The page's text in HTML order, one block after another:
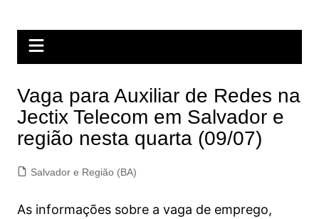
Vaga para Auxiliar de Redes na
Jectix Telecom em Salvador e
região nesta quarta (09/07)
Salvador e Região (BA)
As informações sobre a vaga de emprego,